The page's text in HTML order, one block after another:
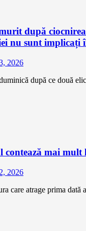
după
nu sunt implicați
2026
după ce două
contează mai
2026
care atrage prima